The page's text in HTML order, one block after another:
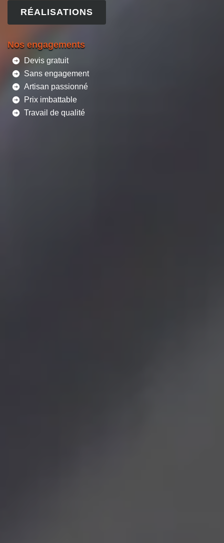
RÉALISATIONS
Nos engagements
Devis gratuit
Sans engagement
Artisan passionné
Prix imbattable
Travail de qualité